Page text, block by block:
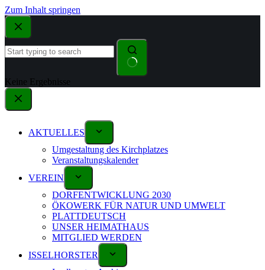
Zum Inhalt springen
Keine Ergebnisse
AKTUELLES
Umgestaltung des Kirchplatzes
Veranstaltungskalender
VEREIN
DORFENTWICKLUNG 2030
ÖKOWERK FÜR NATUR UND UMWELT
PLATTDEUTSCH
UNSER HEIMATHAUS
MITGLIED WERDEN
ISSELHORSTER